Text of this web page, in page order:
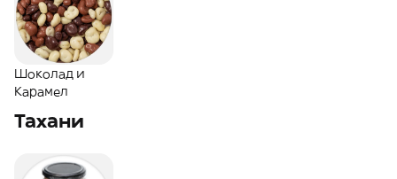
Шоколад и
Карамел
Тахани